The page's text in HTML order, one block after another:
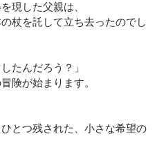
現した父親は、
杖を託して立ち去ったのでし
たんだろう？」
険が始まります。
とつ残された、小さな希望の